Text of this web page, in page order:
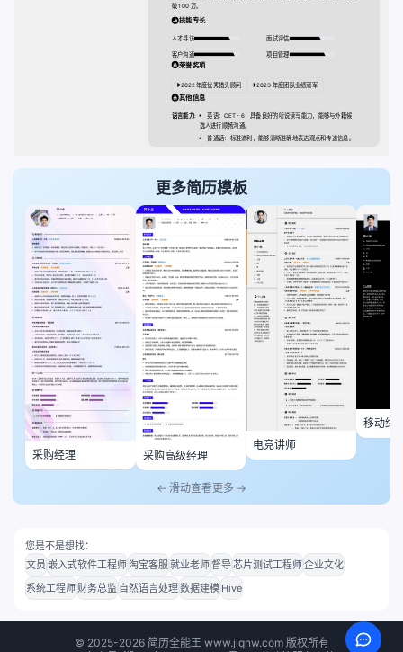
破 100 万。
技能专长
人才寻访 面试评估
客户沟通 项目管理
荣誉奖项
2022 年度优秀猎头顾问 2023 年度团队业绩冠军
其他信息
语言能力: 英语：CET - 6，具备良好的听说读写能力，能够与外籍候
选人进行顺畅沟通。
普通话：标准流利，能够清晰准确地表达观点和传递信息。
更多简历模板
采购经理 采购高级经理
电竞讲师
移动终
师
← 滑动查看更多 →
您是不是想找：
文员 嵌入式软件工程师淘宝客服 就业老师督导芯片测试工程师企业文化
系统工程师 财务总监 自然语言处理数据建模 Hive
© 2025-2026简历全能王 www.jlqnw.com 版权所有